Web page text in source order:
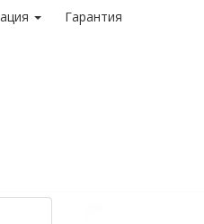
Гарантия